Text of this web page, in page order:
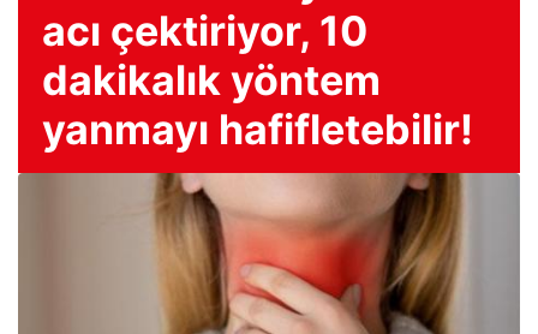
acı çektiriyor, 10
dakikalık yöntem
yanmayı hafifletebilir!